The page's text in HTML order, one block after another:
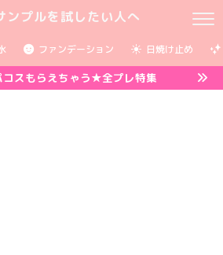
ンプルを試したい人へ
ファンデーション 日焼け止め
コスもらえちゃう★全プレ特集